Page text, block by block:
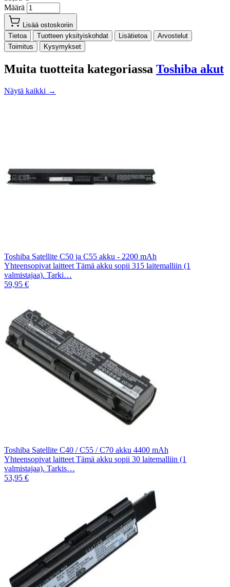
Määrä
Lisää ostoskoriin
Tietoa
Tuotteen yksityiskohdat Lisätietoa
Arvostelut
Toimitus
Kysymykset
Muita tuotteita kategoriassa Toshiba akut
Näytä kaikki →
Toshiba Satellite C50 ja C55 akku - 2200 mAh
Yhteensopivat laitteet Tämä akku sopii 315 laitemalliin (1
valmistajaa). Tarki…
59,95 €
Toshiba Satellite C40 / C55 / C70 akku 4400 mAh
Yhteensopivat laitteet Tämä akku sopii 30 laitemalliin (1
valmistajaa). Tarkis…
53,95 €